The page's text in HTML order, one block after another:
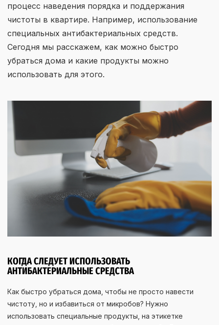
процесс наведения порядка и поддержания
чистоты в квартире. Например, использование
специальных антибактериальных средств.
Сегодня мы расскажем, как можно быстро
убраться дома и какие продукты можно
использовать для этого.
КОГДА СЛЕДУЕТ ИСПОЛЬЗОВАТЬ
АНТИБАКТЕРИАЛЬНЫЕ СРЕДСТВА
Как быстро убраться дома, чтобы не просто навести
чистоту, но и избавиться от микробов? Нужно
использовать специальные продукты, на этикетке